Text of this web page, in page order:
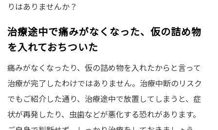
りはありませんか？
治療途中で痛みがなくなった、仮の詰め物
を入れておちついた
痛みがなくなったり、仮の詰め物を入れたからと言って
治療が完了したわけではありません。治療中断のリスク
でもご紹介した通り、治療途中で放置してしまうと、症
状が再発したり、虫歯などが悪化する恐れがあります。